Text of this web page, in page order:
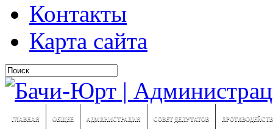
Контакты
Карта сайта
ГЛАВНАЯ ОБЩЕЕ АДМИНИСТРАЦИЯ СОВЕТ ДЕПУТАТОВ